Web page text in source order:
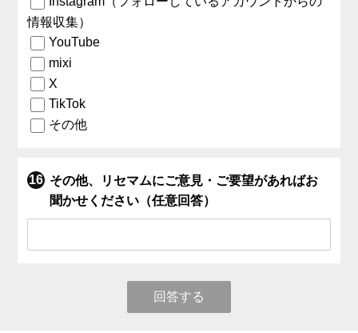
情報収集）
YouTube
mixi
X
TikTok
その他
その他、リセマムにご意見・ご要望があればお
聞かせください（任意回答）
回答する